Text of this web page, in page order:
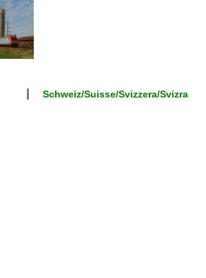
Schweiz/Suisse/Svizzera/Svizra